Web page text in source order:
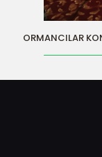
ORMANCILAR